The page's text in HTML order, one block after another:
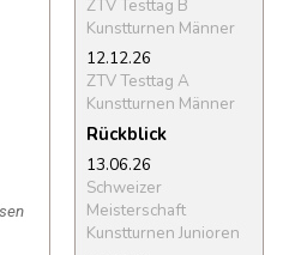
ZTV Testtag B
Kunstturnen Männer
12.12.26
ZTV Testtag A
Kunstturnen Männer
Rückblick
13.06.26
Schweizer
Meisterschaft
Kunstturnen Junioren